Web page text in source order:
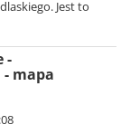
Jest to
-
- mapa